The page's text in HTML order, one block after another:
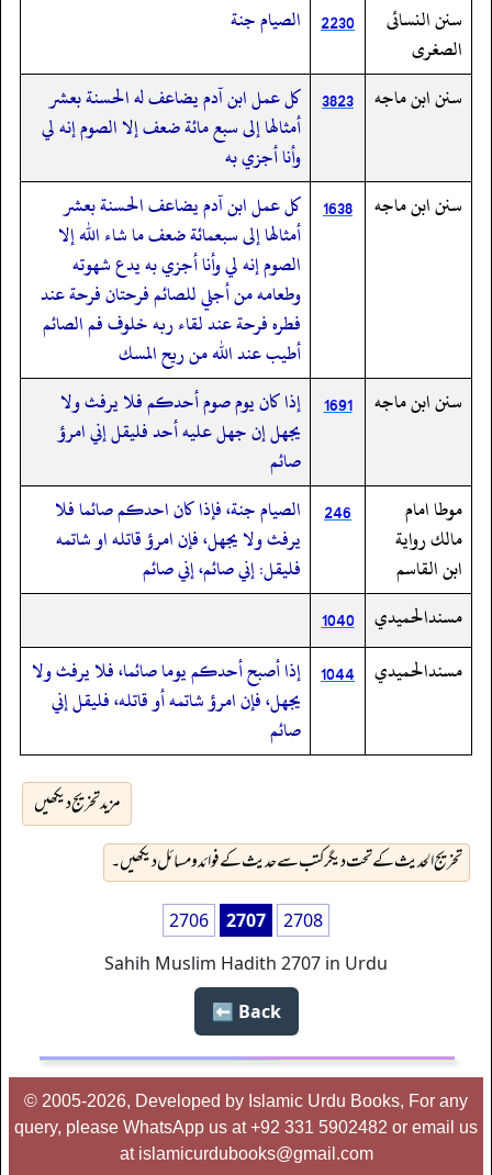
سنن النسائى
الصغرى
2230 الصيام جنة
سنن ابن ماجه 3823 كل عمل ابن آدم يضاعف له الحسنة بعشر
أمثالها إلى سبع مائة ضعف إلا الصوم إنه لي
وأنا أجزي به
سنن ابن ماجه
1638
كل عمل ابن آدم يضاعف الحسنة بعشر
أمثالها إلى سبعمائة ضعف ما شاء الله إلا
الصوم إنه لي وأنا أجزي به يدع شهوته
وطعامه من أجلي للصائم فرحتان فرحة عند
فطره فرحة عند لقاء ربه خلوف فم الصائم
أطيب عند الله من ريح المسك
سنن ابن ماجه
1691
إذا كان يوم صوم أحدكم فلا يرفث ولا
يجهل إن جهل عليه أحد فليقل إني امرؤ
صائم
موطا امام
مالك رواية
ابن القاسم
246
الصيام جنة، فإذا كان احدكم صائما فلا
يرفث ولا يجهل، فإن امرؤ قاتله او شاتمه
فليقل: إني صائم، إني صائم
مسندالحميدي 1040
مسندالحميدي 1044 إذا أصبح أحدكم يوما صائما، فلا يرفث ولا
يجهل، فإن امرؤ شاتمه أو قاتله، فليقل إني
صائم
مزید تخریج دیکھیں
تخریج الحدیث کے تحت دیگر کتب سے حدیث کے فوائد و مسائل دیکھیں۔
2706 2707
2708
Sahih Muslim Hadith 2707 in Urdu
Back ⬅️
© 2005-2026, Developed by Islamic Urdu Books, For any
query, please WhatsApp us at +92 331 5902482 or email us
at islamicurdubooks@gmail.com